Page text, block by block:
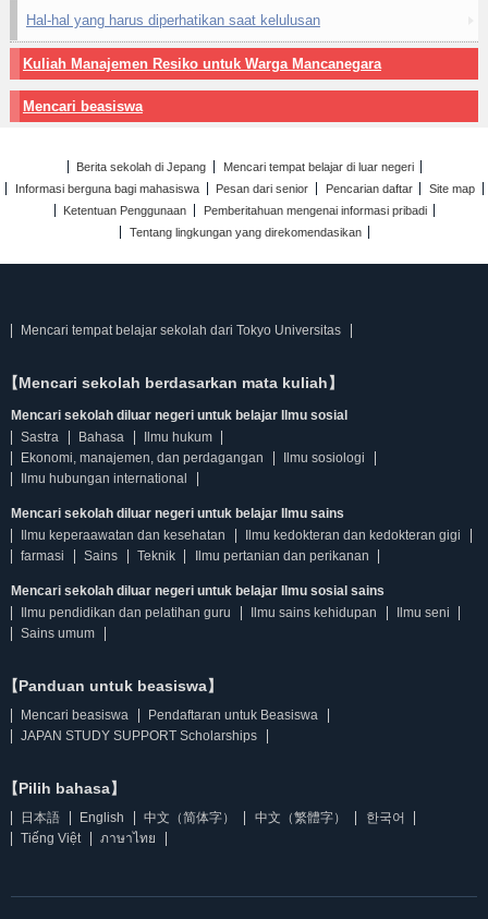
Hal-hal yang harus diperhatikan saat kelulusan
Kuliah Manajemen Resiko untuk Warga Mancanegara
Mencari beasiswa
Berita sekolah di Jepang
Mencari tempat belajar di luar negeri
Informasi berguna bagi mahasiswa
Pesan dari senior Pencarian daftar
Site map
Ketentuan Penggunaan
Pemberitahuan mengenai informasi pribadi
Tentang lingkungan yang direkomendasikan
Mencari tempat belajar sekolah dari Tokyo Universitas
【Mencari sekolah berdasarkan mata kuliah】
Mencari sekolah diluar negeri untuk belajar Ilmu sosial
Sastra
Bahasa
Ilmu hukum
Ekonomi, manajemen, dan perdagangan
Ilmu sosiologi
Ilmu hubungan international
Mencari sekolah diluar negeri untuk belajar Ilmu sains
Ilmu keperaawatan dan kesehatan
Ilmu kedokteran dan kedokteran gigi
farmasi
Sains Teknik Ilmu pertanian dan perikanan
Mencari sekolah diluar negeri untuk belajar Ilmu sosial sains
Ilmu pendidikan dan pelatihan guru
Ilmu sains kehidupan
Ilmu seni
Sains umum
【Panduan untuk beasiswa】
Mencari beasiswa
Pendaftaran untuk Beasiswa
JAPAN STUDY SUPPORT Scholarships
【Pilih bahasa】
日本語 English 中文（简体字） 中文（繁體字）
한국어
Tiếng Việt
ภาษาไทย